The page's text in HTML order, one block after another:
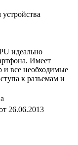
идеально
Имеет
и все необходимые
к разъемам и
26.06.2013